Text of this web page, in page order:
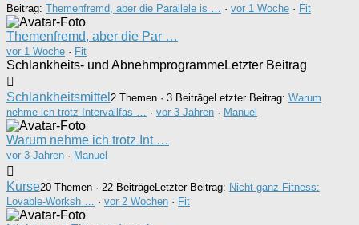
Beitrag: Themenfremd, aber die Parallele is … · vor 1 Woche · Fit
Themenfremd, aber die Par …
vor 1 Woche · Fit
Schlankheits- und AbnehmprogrammeLetzter Beitrag
Schlankheitsmittel 2 Themen · 3 BeiträgeLetzter Beitrag: Warum
nehme ich trotz Intervallfas …
· vor 3 Jahren · Manuel
Warum nehme ich trotz Int …
vor 3 Jahren · Manuel
Kurse20 Themen · 22 BeiträgeLetzter Beitrag: Nicht ganz Fitness:
Lovable-Worksh …
· vor 2 Wochen · Fit